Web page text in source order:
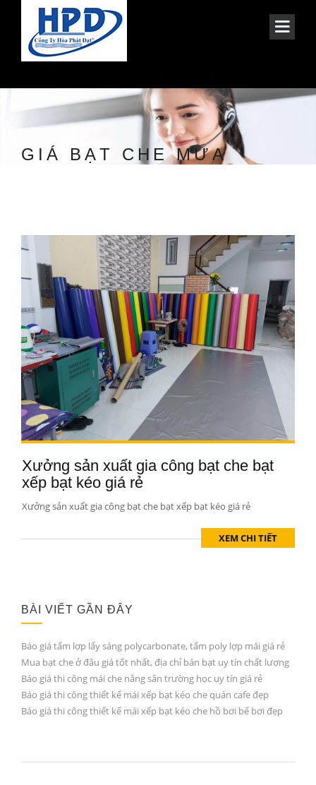
GIÁ BẠT CHE MƯA
Xưởng sản xuất gia công bạt che bạt
xếp bạt kéo giá rẻ
Xưởng sản xuất gia công bạt che bạt xếp bạt kéo giá rẻ
XEM CHI TIẾT
BÀI VIẾT GẦN ĐÂY
Báo giá tấm lợp lấy sáng polycarbonate, tấm poly lợp mái giá rẻ
Mua bạt che ở đâu giá tốt nhất, địa chỉ bán bạt uy tín chất lượng
Báo giá thi công mái che nắng sân trường học uy tín giá rẻ
Báo giá thi công thiết kế mái xếp bạt kéo che quán cafe đẹp
Báo giá thi công thiết kế mái xếp bạt kéo che hồ bơi bể bơi đẹp